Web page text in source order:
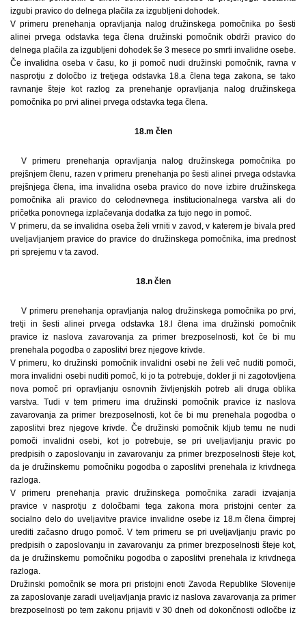
izgubi pravico do delnega plačila za izgubljeni dohodek.
V primeru prenehanja opravljanja nalog družinskega pomočnika po šesti
alinei prvega odstavka tega člena družinski pomočnik obdrži pravico do
delnega plačila za izgubljeni dohodek še 3 mesece po smrti invalidne osebe.
Če invalidna oseba v času, ko ji pomoč nudi družinski pomočnik, ravna v
nasprotju z določbo iz tretjega odstavka 18.a člena tega zakona, se tako
ravnanje šteje kot razlog za prenehanje opravljanja nalog družinskega
pomočnika po prvi alinei prvega odstavka tega člena.
18.m člen
V primeru prenehanja opravljanja nalog družinskega pomočnika po
prejšnjem členu, razen v primeru prenehanja po šesti alinei prvega odstavka
prejšnjega člena, ima invalidna oseba pravico do nove izbire družinskega
pomočnika ali pravico do celodnevnega institucionalnega varstva ali do
pričetka ponovnega izplačevanja dodatka za tujo nego in pomoč.
V primeru, da se invalidna oseba želi vrniti v zavod, v katerem je bivala pred
uveljavljanjem pravice do pravice do družinskega pomočnika, ima prednost
pri sprejemu v ta zavod.
18.n člen
V primeru prenehanja opravljanja nalog družinskega pomočnika po prvi,
tretji in šesti alinei prvega odstavka 18.l člena ima družinski pomočnik
pravice iz naslova zavarovanja za primer brezposelnosti, kot če bi mu
prenehala pogodba o zaposlitvi brez njegove krivde.
V primeru, ko družinski pomočnik invalidni osebi ne želi več nuditi pomoči,
mora invalidni osebi nuditi pomoč, ki jo ta potrebuje, dokler ji ni zagotovljena
nova pomoč pri opravljanju osnovnih življenjskih potreb ali druga oblika
varstva. Tudi v tem primeru ima družinski pomočnik pravice iz naslova
zavarovanja za primer brezposelnosti, kot če bi mu prenehala pogodba o
zaposlitvi brez njegove krivde. Če družinski pomočnik kljub temu ne nudi
pomoči invalidni osebi, kot jo potrebuje, se pri uveljavljanju pravic po
predpisih o zaposlovanju in zavarovanju za primer brezposelnosti šteje kot,
da je družinskemu pomočniku pogodba o zaposlitvi prenehala iz krivdnega
razloga.
V primeru prenehanja pravic družinskega pomočnika zaradi izvajanja
pravice v nasprotju z določbami tega zakona mora pristojni center za
socialno delo do uveljavitve pravice invalidne osebe iz 18.m člena čimprej
urediti začasno drugo pomoč. V tem primeru se pri uveljavljanju pravic po
predpisih o zaposlovanju in zavarovanju za primer brezposelnosti šteje kot,
da je družinskemu pomočniku pogodba o zaposlitvi prenehala iz krivdnega
razloga.
Družinski pomočnik se mora pri pristojni enoti Zavoda Republike Slovenije
za zaposlovanje zaradi uveljavljanja pravic iz naslova zavarovanja za primer
brezposelnosti po tem zakonu prijaviti v 30 dneh od dokončnosti odločbe iz